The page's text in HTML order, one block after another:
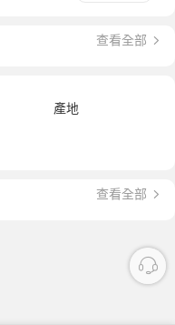
查看全部
產地
查看全部